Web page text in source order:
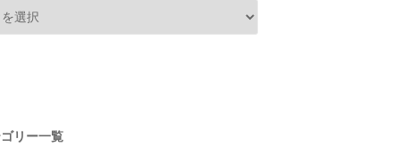
リー一覧